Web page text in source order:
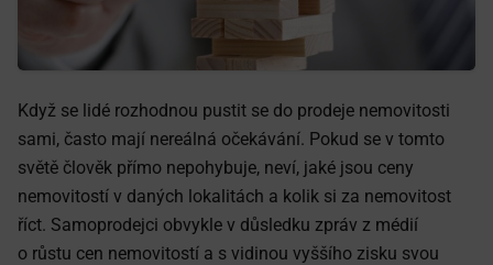
Když se lidé rozhodnou pustit se do prodeje nemovitosti
sami, často mají nereálná očekávání. Pokud se v tomto
světě člověk přímo nepohybuje, neví, jaké jsou ceny
nemovitostí v daných lokalitách a kolik si za nemovitost
říct. Samoprodejci obvykle v důsledku zpráv z médií
o růstu cen nemovitostí a s vidinou vyššího zisku svou